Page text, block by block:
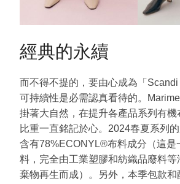
經典的永續
而不得不提的，要由心成為「
可持續性是必需認真看待的。
掛著大自然，在提升各產品系列有機
比重一直銘記於心。2024春夏系列
含有78%ECONYL®布料成分（這是
料，完全由工業塑膠和紡織品廢料等
棄物再生而成）。另外，本季包款和